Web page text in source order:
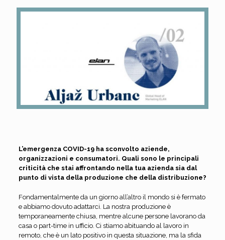
L’emergenza COVID-19 ha sconvolto aziende,
organizzazioni e consumatori. Quali sono le principali
criticità che stai affrontando nella tua azienda sia dal
punto di vista della produzione che della distribuzione?
Fondamentalmente da un giorno all’altro il mondo si è fermato
e abbiamo dovuto adattarci. La nostra produzione è
temporaneamente chiusa, mentre alcune persone lavorano da
casa o part-time in ufficio. Ci stiamo abituando al lavoro in
remoto, che è un lato positivo in questa situazione, ma la sfida